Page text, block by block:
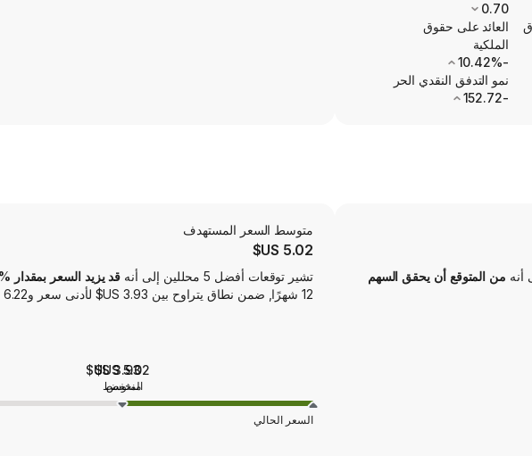
0.70
العائد على حقوق
الملكية
-10.42%
نمو التدفق النقدي الحر
-152.72
من المتوقع أن يحقق السهم
متوسط ​​السعر المستهدف
5.02 US$
تشير توقعات أفضل 5 محللين إلى أنه
قد يزيد السعر بمقدار 204.41‎%‎
12 شهرًا, ضمن نطاق يتراوح بين ‏3.93 US$ لأدنى سعر و‏6.22 US$ لأعلى سعر
3.93 US$
منخفض
5.02 US$
المتوسط
السعر الحالي